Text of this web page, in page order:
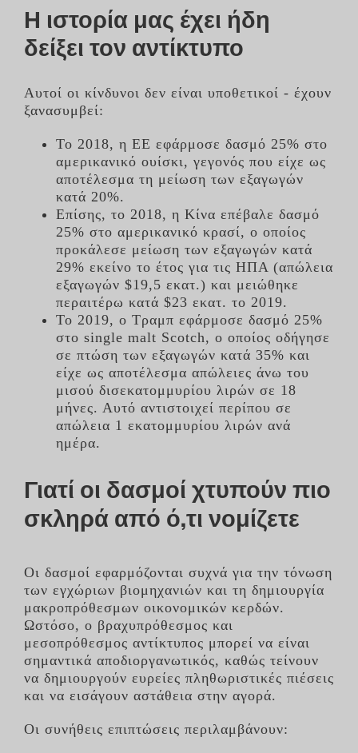
Η ιστορία μας έχει ήδη
δείξει τον αντίκτυπο
Αυτοί οι κίνδυνοι δεν είναι υποθετικοί - έχουν
ξανασυμβεί:
Το 2018, η ΕΕ εφάρμοσε δασμό 25% στο
αμερικανικό ουίσκι, γεγονός που είχε ως
αποτέλεσμα τη μείωση των εξαγωγών
κατά 20%.
Επίσης, το 2018, η Κίνα επέβαλε δασμό
25% στο αμερικανικό κρασί, ο οποίος
προκάλεσε μείωση των εξαγωγών κατά
29% εκείνο το έτος για τις ΗΠΑ (απώλεια
εξαγωγών $19,5 εκατ.) και μειώθηκε
περαιτέρω κατά $23 εκατ. το 2019.
Το 2019, ο Τραμπ εφάρμοσε δασμό 25%
στο single malt Scotch, ο οποίος οδήγησε
σε πτώση των εξαγωγών κατά 35% και
είχε ως αποτέλεσμα απώλειες άνω του
μισού δισεκατομμυρίου λιρών σε 18
μήνες. Αυτό αντιστοιχεί περίπου σε
απώλεια 1 εκατομμυρίου λιρών ανά
ημέρα.
Γιατί οι δασμοί χτυπούν πιο
σκληρά από ό,τι νομίζετε
Οι δασμοί εφαρμόζονται συχνά για την τόνωση
των εγχώριων βιομηχανιών και τη δημιουργία
μακροπρόθεσμων οικονομικών κερδών.
Ωστόσο, ο βραχυπρόθεσμος και
μεσοπρόθεσμος αντίκτυπος μπορεί να είναι
σημαντικά αποδιοργανωτικός, καθώς τείνουν
να δημιουργούν ευρείες πληθωριστικές πιέσεις
και να εισάγουν αστάθεια στην αγορά.
Οι συνήθεις επιπτώσεις περιλαμβάνουν: